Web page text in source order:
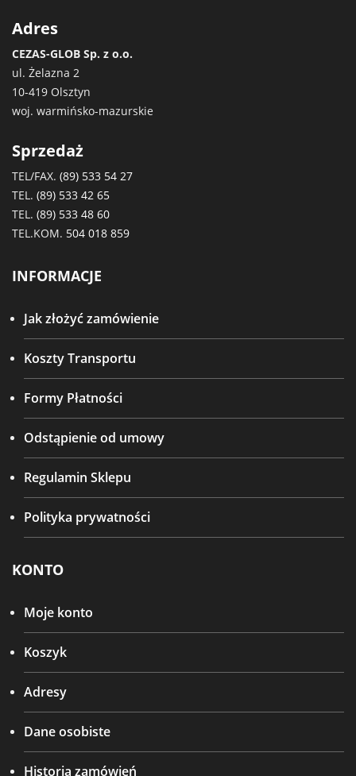
Adres
CEZAS-GLOB Sp. z o.o.
ul. Żelazna 2
10-419 Olsztyn
woj. warmińsko-mazurskie
Sprzedaż
TEL/FAX. (89) 533 54 27
TEL. (89) 533 42 65
TEL. (89) 533 48 60
TEL.KOM. 504 018 859
INFORMACJE
Jak złożyć zamówienie
Koszty Transportu
Formy Płatności
Odstąpienie od umowy
Regulamin Sklepu
Polityka prywatności
KONTO
Moje konto
Koszyk
Adresy
Dane osobiste
Historia zamówień